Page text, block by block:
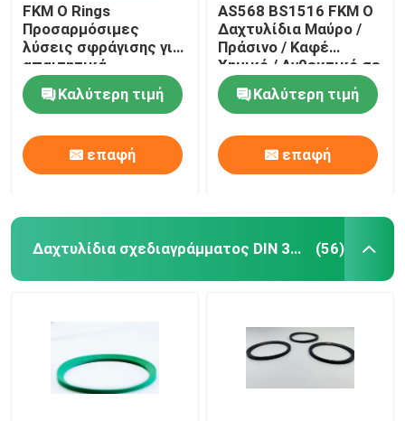
FKM O Rings
Προσαρμόσιμες
λύσεις σφράγισης για
απαιτητικά
περιβάλλοντα
Καλύτερη τιμή
επαφή
AS568 BS1516 FKM O
Δαχτυλίδια Μαύρο /
Πράσινο / Καφέ
Χημικό / Ανθεκτικό σε
λάδια Ανθεκτικό στα
υπεριώδη φώτα
Καλύτερη τιμή
επαφή
Δαχτυλίδια σχεδιαγράμματος DIN 3869 (56)